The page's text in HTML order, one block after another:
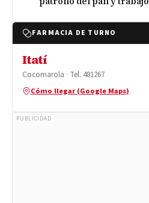
FARMACIA DE TURNO
Itatí
Cocomarola · Tel. 481267
Cómo llegar (Google Maps)
PUBLICIDAD